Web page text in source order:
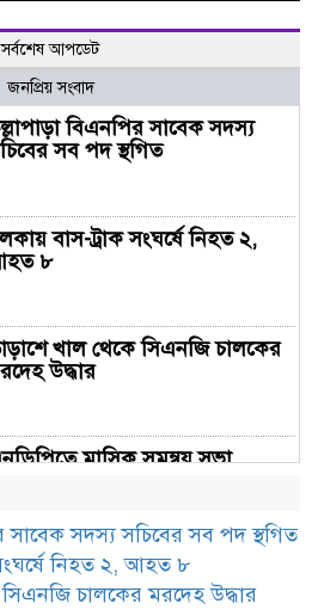
সর্বশেষ আপডেট
জনপ্রিয় সংবাদ
বিএনপির সাবেক সদস্য
সব পদ স্থগিত
বাস-ট্রাক সংঘর্ষে নিহত ২,
৮
খাল থেকে সিএনজি চালকের
উদ্ধার
মাসিক সমন্বয় সভা,
পানি আরও ৪-৫ দিন বাড়তে
তবে বন্যার ঝুঁকি নেই
সাবেক সদস্য সচিবের সব পদ স্থগিত
নিহত ২, আহত ৮
চালকের মরদেহ উদ্ধার